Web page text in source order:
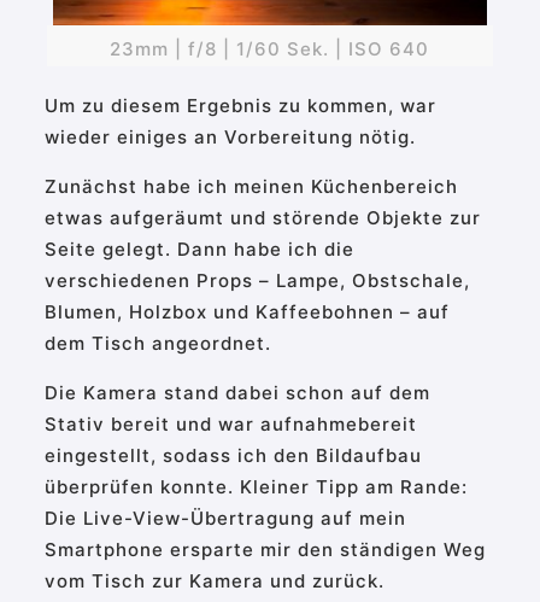
23mm | f/8 | 1/60 Sek. | ISO 640
Um zu diesem Ergebnis zu kommen, war
wieder einiges an Vorbereitung nötig.
Zunächst habe ich meinen Küchenbereich
etwas aufgeräumt und störende Objekte zur
Seite gelegt. Dann habe ich die
verschiedenen Props – Lampe, Obstschale,
Blumen, Holzbox und Kaffeebohnen – auf
dem Tisch angeordnet.
Die Kamera stand dabei schon auf dem
Stativ bereit und war aufnahmebereit
eingestellt, sodass ich den Bildaufbau
überprüfen konnte. Kleiner Tipp am Rande:
Die Live-View-Übertragung auf mein
Smartphone ersparte mir den ständigen Weg
vom Tisch zur Kamera und zurück.